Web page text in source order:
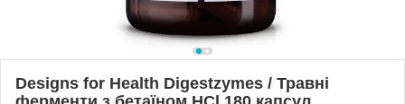
Designs for Health Digestzymes / Травні